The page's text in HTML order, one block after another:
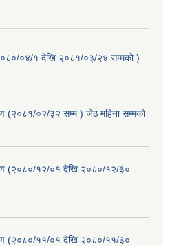
०४/१ देखि २०८१/०३/२४ सम्मको )
०२/३२ सम्म ) जेठ महिना सम्मको
(२०८०/१२/०१ देखि २०८०/१२/३०
(२०८०/११/०१ देखि २०८०/११/३०